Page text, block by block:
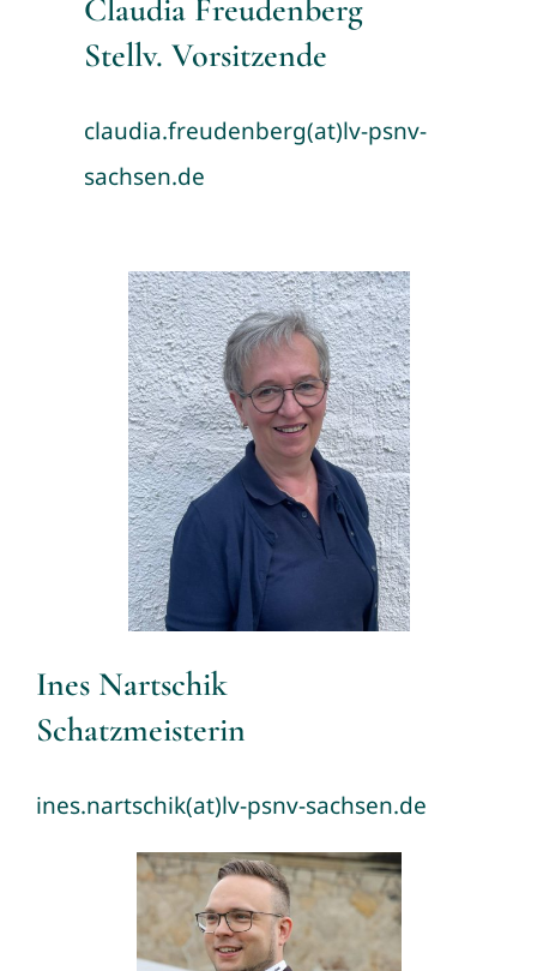
Claudia Freudenberg
Stellv. Vorsitzende
claudia.freudenberg(at)lv-psnv-
sachsen.de
Ines Nartschik
Schatzmeisterin
ines.nartschik(at)lv-psnv-sachsen.de